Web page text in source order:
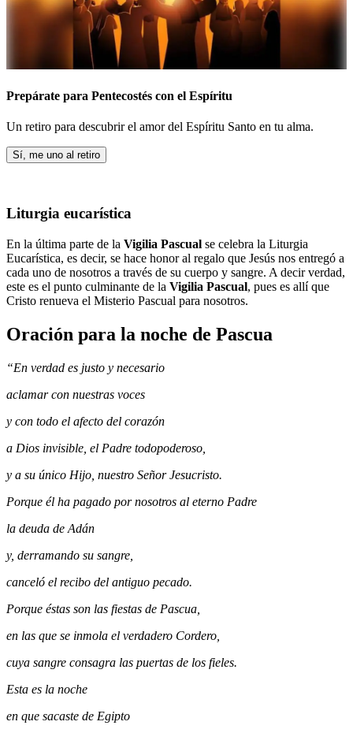
Prepárate para Pentecostés con el Espíritu
Un retiro para descubrir el amor del Espíritu Santo en tu alma.
Sí, me uno al retiro
Liturgia eucarística
En la última parte de la Vigilia Pascual se celebra la Liturgia
Eucarística, es decir, se hace honor al regalo que Jesús nos entregó a
cada uno de nosotros a través de su cuerpo y sangre. A decir verdad,
este es el punto culminante de la Vigilia Pascual, pues es allí que
Cristo renueva el Misterio Pascual para nosotros.
Oración para la noche de Pascua
“En verdad es justo y necesario
aclamar con nuestras voces
y con todo el afecto del corazón
a Dios invisible, el Padre todopoderoso,
y a su único Hijo, nuestro Señor Jesucristo.
Porque él ha pagado por nosotros al eterno Padre
la deuda de Adán
y, derramando su sangre,
canceló el recibo del antiguo pecado.
Porque éstas son las fiestas de Pascua,
en las que se inmola el verdadero Cordero,
cuya sangre consagra las puertas de los fieles.
Esta es la noche
en que sacaste de Egipto